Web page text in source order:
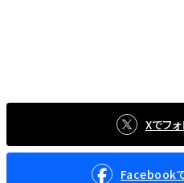
Xでフ
Facebook